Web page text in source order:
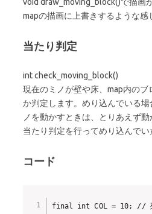
mapの描画に上書きするような感
当たり判定
int check_moving_block()
現在のミノが壁や床、map内のブ
か判定します。めり込んでいる
ノを動かすときは、とりあえず動
当たり判定を行ってめり込んでい
コード
final int COL = 10; // 列